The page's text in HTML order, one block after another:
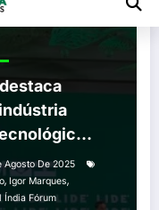
Agosto De 2025
, Igor Marques,
Índia Fórum